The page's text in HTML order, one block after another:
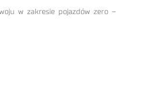
w zakresie pojazdów zero –